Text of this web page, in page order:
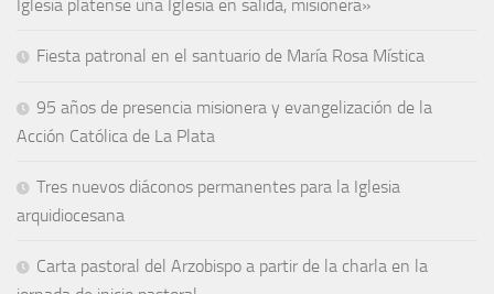
Iglesia platense una Iglesia en salida, misionera»
Fiesta patronal en el santuario de María Rosa Mística
95 años de presencia misionera y evangelización de la
Acción Católica de La Plata
Tres nuevos diáconos permanentes para la Iglesia
arquidiocesana
Carta pastoral del Arzobispo a partir de la charla en la